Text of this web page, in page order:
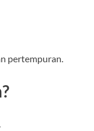
pertempuran.